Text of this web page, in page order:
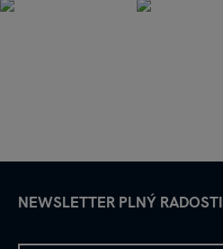
NEWSLETTER PLNÝ RADOSTI